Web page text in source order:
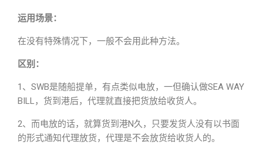
运用场景：
在没有特殊情况下，一般不会用此种方法。
区别：
1、SWB是随船提单，有点类似电放，一但确认做SEA WAY
BILL，货到港后，代理就直接把货放给收货人。
2、而电放的话，就算货到港N久，只要发货人没有以书面
的形式通知代理放货，代理是不会放货给收货人的。